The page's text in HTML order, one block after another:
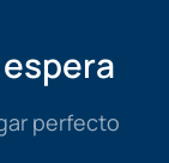
perfecto